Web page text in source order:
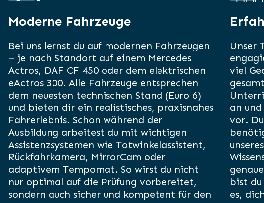
Moderne Fahrzeuge
Bei uns lernst du auf modernen Fahrzeugen
– je nach Standort auf einem Mercedes
Actros, DAF CF 450 oder dem elektrischen
eActros 300. Alle Fahrzeuge entsprechen
dem neuesten technischen Stand (Euro 6)
und bieten dir ein realistisches, praxisnahes
Fahrerlebnis. Schon während der
Ausbildung arbeitest du mit wichtigen
Assistenzsystemen wie Totwinkelassistent,
Rückfahrkamera, MirrorCam oder
adaptivem Tempomat. So wirst du nicht
nur optimal auf die Prüfung vorbereitet,
sondern auch sicher und kompetent für den
Unser
viel
an
vor.
bist
es,